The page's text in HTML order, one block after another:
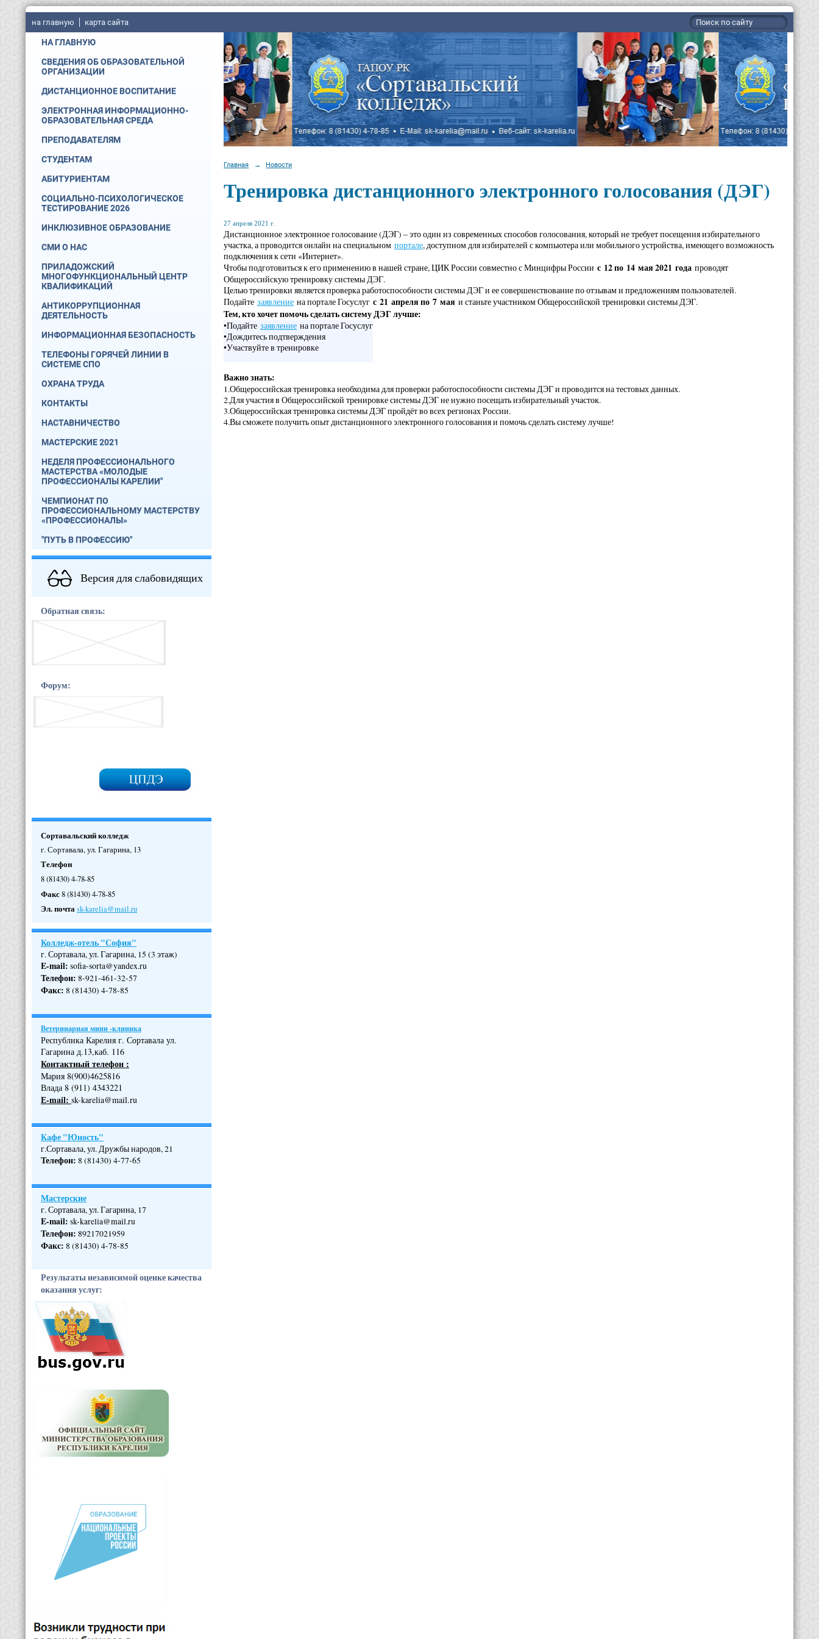
на главную карта сайта
НА ГЛАВНУЮ
СВЕДЕНИЯ ОБ ОБРАЗОВАТЕЛЬНОЙ
ОРГАНИЗАЦИИ
ДИСТАНЦИОННОЕ ВОСПИТАНИЕ
ЭЛЕКТРОННАЯ ИНФОРМАЦИОННО-
ОБРАЗОВАТЕЛЬНАЯ СРЕДА
ПРЕПОДАВАТЕЛЯМ
СТУДЕНТАМ
АБИТУРИЕНТАМ
СОЦИАЛЬНО-ПСИХОЛОГИЧЕСКОЕ
ТЕСТИРОВАНИЕ 2026
ИНКЛЮЗИВНОЕ ОБРАЗОВАНИЕ
СМИ О НАС
ПРИЛАДОЖСКИЙ
МНОГОФУНКЦИОНАЛЬНЫЙ ЦЕНТР
КВАЛИФИКАЦИЙ
АНТИКОРРУПЦИОННАЯ
ДЕЯТЕЛЬНОСТЬ
ИНФОРМАЦИОННАЯ БЕЗОПАСНОСТЬ
ТЕЛЕФОНЫ ГОРЯЧЕЙ ЛИНИИ В
СИСТЕМЕ СПО
ОХРАНА ТРУДА
КОНТАКТЫ
НАСТАВНИЧЕСТВО
МАСТЕРСКИЕ 2021
НЕДЕЛЯ ПРОФЕССИОНАЛЬНОГО
МАСТЕРСТВА «МОЛОДЫЕ
ПРОФЕССИОНАЛЫ КАРЕЛИИ"
ЧЕМПИОНАТ ПО
ПРОФЕССИОНАЛЬНОМУ МАСТЕРСТВУ
«ПРОФЕССИОНАЛЫ»
"ПУТЬ В ПРОФЕССИЮ"
Версия для слабовидящих
Обратная связь:
Форум:
Сортавальский колледж
г. Сортавала, ул. Гагарина, 13
Телефон
8 (81430) 4-78-85
Факс8 (81430) 4-78-85
Эл. почтаsk-karelia@mail.ru
Колледж-отель "София"
г. Сортавала, ул. Гагарина, 15 (3 этаж)
E-mail: sofia-sorta@yandex.ru
Телефон: 8-921-461-32-57
Факс: 8 (81430) 4-78-85
Ветеринарная мини -клиника
Республика Карелия г. Сортавала ул.
Гагарина д.13,каб. 116
Контактный телефон :
Мария 8(900)4625816
Влада 8 (911) 4343221
Е-mail: sk-karelia@mail.ru
Кафе "Юность"
г.Сортавала, ул. Дружбы народов, 21
Телефон: 8 (81430) 4-77-65
Мастерские
г. Сортавала, ул. Гагарина, 17
E-mail: sk-karelia@mail.ru
Телефон: 89217021959
Факс: 8 (81430) 4-78-85
Результаты независимой оценке качества
оказания услуг:
Главная → Новости
Тренировка дистанционного электронного голосования (ДЭГ)
27 апреля 2021 г.
Дистанционное электронное голосование (ДЭГ) – это один из современных способов голосования, который не требует посещения избирательного
участка, а проводится онлайн на специальном портале, доступном для избирателей с компьютера или мобильного устройства, имеющего возможность
подключения к сети «Интернет».
Чтобы подготовиться к его применению в нашей стране, ЦИК России совместно с Минцифры России с 12 по 14 мая 2021 года проводят
Общероссийскую тренировку системы ДЭГ.
Целью тренировки является проверка работоспособности системы ДЭГ и ее совершенствование по отзывам и предложениям пользователей.
Подайте заявление на портале Госуслуг с 21 апреля по 7 мая и станьте участником Общероссийской тренировки системы ДЭГ.
Тем, кто хочет помочь сделать систему ДЭГ лучше:
•Подайте заявление на портале Госуслуг
•Дождитесь подтверждения
•Участвуйте в тренировке
Важно знать:
1.Общероссийская тренировка необходима для проверки работоспособности системы ДЭГ и проводится на тестовых данных.
2.Для участия в Общероссийской тренировке системы ДЭГ не нужно посещать избирательный участок.
3.Общероссийская тренировка системы ДЭГ пройдёт во всех регионах России.
4.Вы сможете получить опыт дистанционного электронного голосования и помочь сделать систему лучше!